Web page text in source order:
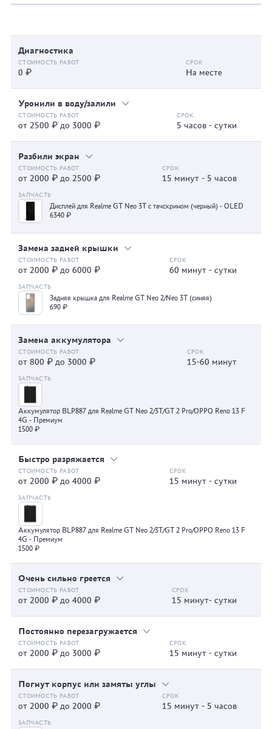
Диагностика
0 ₽ На месте
Уронили в воду/залили
от 2500 ₽ до 3000 ₽ 5 часов - сутки
Разбили экран
от 2000 ₽ до 2500 ₽ 15 минут - 5 часов
Дисплей для Realme GT Neo 3T с тачскрином (черный) - OLED
6340 ₽
Замена задней крышки
от 2000 ₽ до 6000 ₽ 60 минут - сутки
Задняя крышка для Realme GT Neo 2/Neo 3T (синяя)
690 ₽
Замена аккумулятора
от 800 ₽ до 3000 ₽ 15-60 минут
Аккумулятор BLP887 для Realme GT Neo 2/3T/GT 2 Pro/OPPO Reno 13 F
4G - Премиум
1500 ₽
Быстро разряжается
от 2000 ₽ до 4000 ₽ 15 минут - сутки
Аккумулятор BLP887 для Realme GT Neo 2/3T/GT 2 Pro/OPPO Reno 13 F
4G - Премиум
1500 ₽
Очень сильно греется
от 2000 ₽ до 4000 ₽ 15 минут- сутки
Постоянно перезагружается
от 2000 ₽ до 3000 ₽ 15 минут - сутки
Погнут корпус или замяты углы
от 2000 ₽ до 2000 ₽ 15 минут - 5 часов